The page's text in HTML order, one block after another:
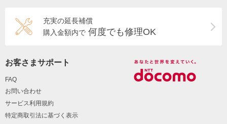
充実の延長補償
購入金額内で 何度でも修理OK
お客さまサポート
FAQ
お問い合わせ
サービス利用規約
特定商取引法に基づく表示